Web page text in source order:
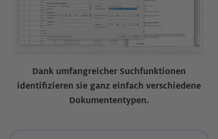
Dank umfangreicher Suchfunktionen
identifizieren sie ganz einfach verschiedene
Dokumententypen.